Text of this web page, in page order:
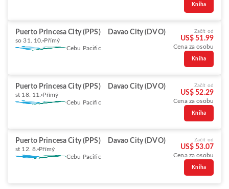
Kniha
Puerto Princesa City (PPS) Davao City (DVO)
so 31. 10. Přímý
Cebu Pacific
Začít od
US$ 51.99
Cena za osobu
Kniha
Puerto Princesa City (PPS) Davao City (DVO)
st 18. 11. Přímý
Cebu Pacific
Začít od
US$ 52.29
Cena za osobu
Kniha
Puerto Princesa City (PPS) Davao City (DVO)
st 12. 8. Přímý
Cebu Pacific
Začít od
US$ 53.07
Cena za osobu
Kniha